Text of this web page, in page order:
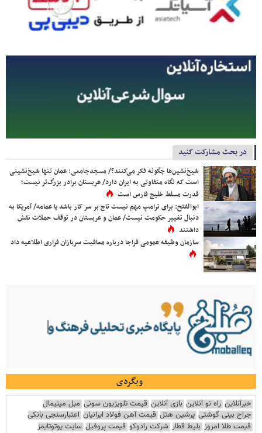
در بحث مشارکت کنید
شیخ‌نشین‌ها چگونه فکر می‌کنند؟/ مسجدجامعی: عمان تنها شیخ‌نشینی
است که نگاه متفاوتی به ایران دارد/ عربستان برادر بزرگ‌تر نیست؛
قدرت مسلط خلیج فارس است
ابوالفتح: برای ترامپ مهم نیست تاج بر سر کار باشد یا عمامه/ آمریکا به
دنبال تغییر حکومت نیست/ عمان و عربستان در توقف حملات نقش
داشتند
سازمان وظیفه عمومی فراجا درباره معافیت سربازان فراری اطلاعیه داد
وبگردی
خبرآنلاین راه نو آنلاین بازی آنلاین قیمت تلویزیون سونی مبل مینیمال
جراح بینی گوشتی پرشین هتل قیمت آهن فولاد ایرانیان اعتبارسنجی بانکی
قیمت طلا امروز بلیط قطار شرکت رادوکو قیمت پروفیل سایت یوتوتایمز